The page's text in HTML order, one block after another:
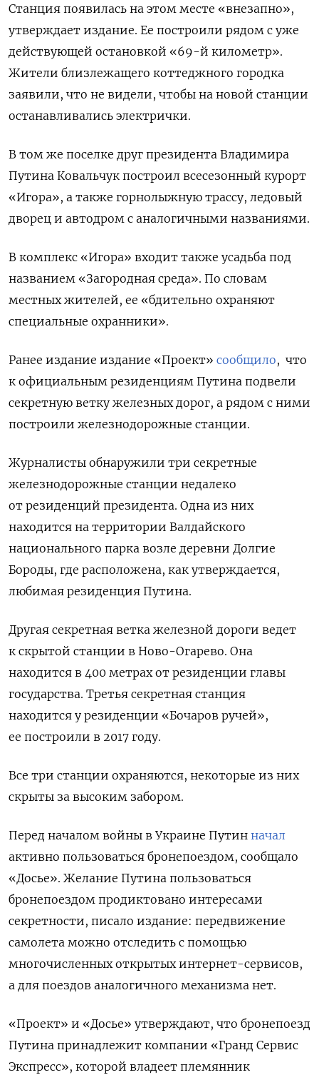
Станция появилась на этом месте «внезапно»,
утверждает издание. Ее построили рядом с уже
действующей остановкой «69-й километр».
Жители близлежащего коттеджного городка
заявили, что не видели, чтобы на новой станции
останавливались электрички.
В том же поселке друг президента Владимира
Путина Ковальчук построил всесезонный курорт
«Игора», а также горнолыжную трассу, ледовый
дворец и автодром с аналогичными названиями.
В комплекс «Игора» входит также усадьба под
названием «Загородная среда». По словам
местных жителей, ее «бдительно охраняют
специальные охранники».
Ранее издание издание «Проект» сообщило, что
к официальным резиденциям Путина подвели
секретную ветку железных дорог, а рядом с ними
построили железнодорожные станции.
Журналисты обнаружили три секретные
железнодорожные станции недалеко
от резиденций президента. Одна из них
находится на территории Валдайского
национального парка возле деревни Долгие
Бороды, где расположена, как утверждается,
любимая резиденция Путина.
Другая секретная ветка железной дороги ведет
к скрытой станции в Ново-Огарево. Она
находится в 400 метрах от резиденции главы
государства. Третья секретная станция
находится у резиденции «Бочаров ручей»,
ее построили в 2017 году.
Все три станции охраняются, некоторые из них
скрыты за высоким забором.
Перед началом войны в Украине Путин начал
активно пользоваться бронепоездом, сообщало
«Досье». Желание Путина пользоваться
бронепоездом продиктовано интересами
секретности, писало издание: передвижение
самолета можно отследить с помощью
многочисленных открытых интернет-сервисов,
а для поездов аналогичного механизма нет.
«Проект» и «Досье» утверждают, что бронепоезд
Путина принадлежит компании «Гранд Сервис
Экспресс», которой владеет племянник